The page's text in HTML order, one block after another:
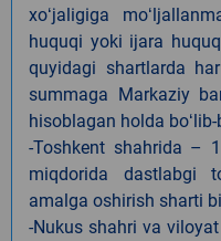
xoʻjaligiga
huquqi yoki ijara
quyidagi shartlarda
summaga Markaziy
hisoblagan holda
-Toshkent shahrida –
miqdorida dastlabgi
amalga oshirish sharti
-Nukus shahri va